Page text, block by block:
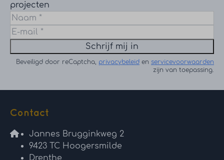
projecten
Schrijf mij in
Beveiligd door reCaptcha, privacybeleid en servicevoorwaarden
zijn van toepassing.
Contact
Jannes Brugginkweg 2
9423 TC Hoogersmilde
Drenthe